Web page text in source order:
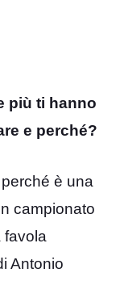
più ti hanno
e perché?
è una
campionato
favola
Antonio